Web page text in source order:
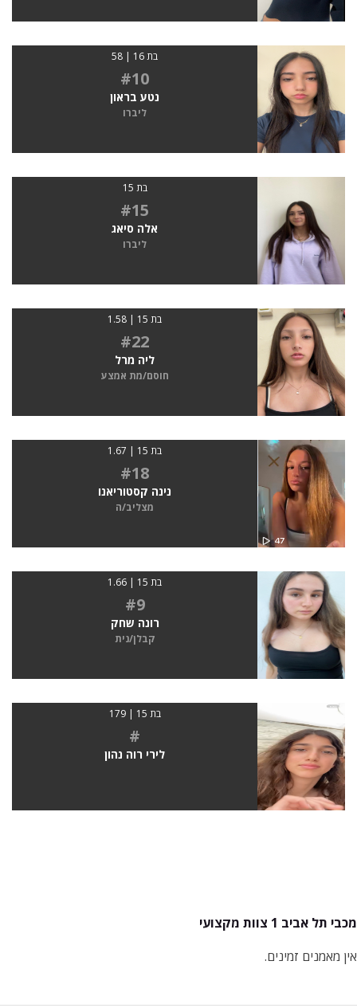
בת 16 | 58
#10
נטע בראון
ליברו
בת 15
#15
אלה סיאג
ליברו
בת 15 | 1.58
#22
ליה מרל
חוסם/מת אמצע
בת 15 | 1.67
#18
נינה קסטוריאנו
מצליב/ה
בת 15 | 1.66
#9
רונה שחק
קבלן/נית
בת 15 | 179
#
לירי רוה נהון
מכבי תל אביב 1 צוות מקצועי
אין מאמנים זמינים.